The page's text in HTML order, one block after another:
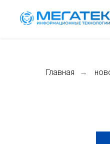
Главная →